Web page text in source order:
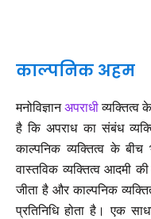
काल्पनिक अहम
मनोविज्ञानअपराधीव्यक्तित्व
है कि अपराध का संबंध
काल्पनिक व्यक्तित्व के
वास्तविक व्यक्तित्व आदमी
जीता है और काल्पनिक
प्रतिनिधि होता है। एक